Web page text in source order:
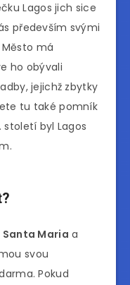
Lagos jich sice
především svými
Město má
ho obývali
jejichž zbytky
tu také pomník
století byl Lagos
Maria a
svou
Pokud